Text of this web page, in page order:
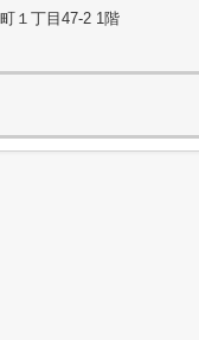
１丁目47-2 1階